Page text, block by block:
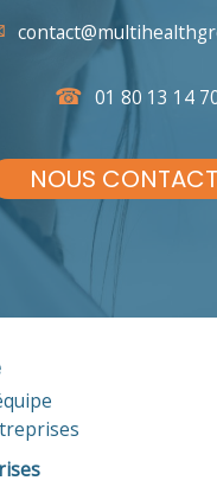
01 80 13 14
NOUS